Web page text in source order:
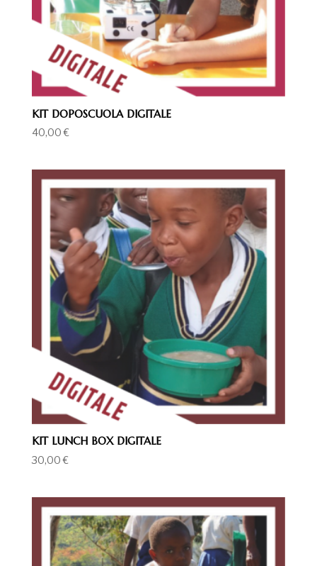
KIT DOPOSCUOLA DIGITALE
40,00€
KIT LUNCH BOX DIGITALE
30,00€